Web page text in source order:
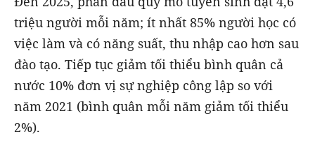
triệu người mỗi năm; ít nhất 85% người học có
việc làm và có năng suất, thu nhập cao hơn sau
đào tạo. Tiếp tục giảm tối thiểu bình quân cả
nước 10% đơn vị sự nghiệp công lập so với
năm 2021 (bình quân mỗi năm giảm tối thiểu
2%).